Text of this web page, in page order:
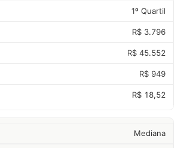
1º Quartil
R$ 3.796
R$ 45.552
R$ 949
R$ 18,52
Mediana